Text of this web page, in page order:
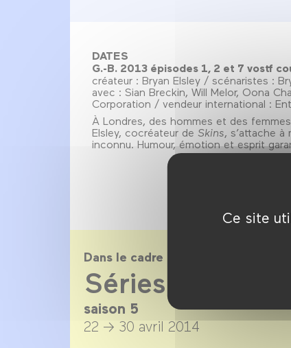
Ce site
DATES
G.-B. 2013 épisodes 1, 2 et 7 vostf
créateur : Bryan Elsley / scénaristes :
avec : Sian Breckin, Will Melor, Oona
Corporation / vendeur international :
À Londres, des hommes et des
Elsley, cocréateur de Skins, s’attache
inconnu. Humour, émotion et esprit
Dans le cadre de
Séries Mania
saison 5
22 → 30 avril 2014